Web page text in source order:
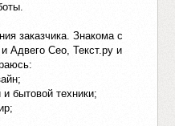
заказчика. Знакома с
Адвего Сео, Текст.ру и
бытовой техники;